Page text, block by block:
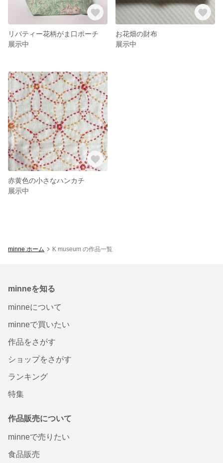
リバティー花柄がま口ポーチ
展示中
お花畑の財布
展示中
赤黄色の小さなハンカチ
展示中
minne ホーム K museum の作品一覧
minneを知る
minneについて
minneで買いたい
作品をさがす
ショップをさがす
ランキング
特集
作品販売について
minneで売りたい
食品販売